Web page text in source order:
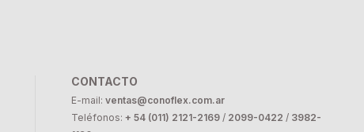
CONTACTO
E-mail: ventas@conoflex.com.ar
Teléfonos: + 54 (011) 2121-2169/ 2099-0422 / 3982-